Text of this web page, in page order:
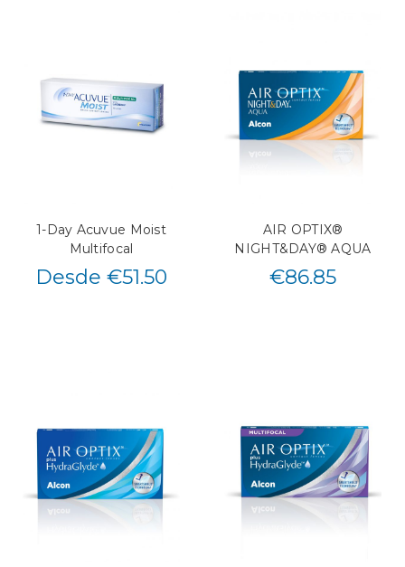
1-Day Acuvue Moist
Multifocal
Desde €51.50
AIR OPTIX®
NIGHT&DAY® AQUA
€86.85